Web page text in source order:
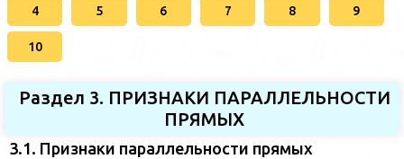
4 5 6 7 8 9
10
Раздел 3. ПРИЗНАКИ ПАРАЛЛЕЛЬНОСТИ
ПРЯМЫХ
3.1. Признаки параллельности прямых